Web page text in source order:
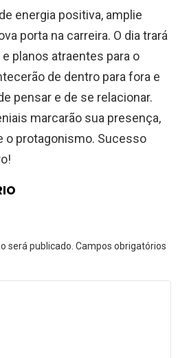
energia positiva, amplie
porta na carreira. O dia trará
planos atraentes para o
de dentro para fora e
pensar e de se relacionar.
marcarão sua presença,
o protagonismo. Sucesso
será publicado. Campos obrigatórios